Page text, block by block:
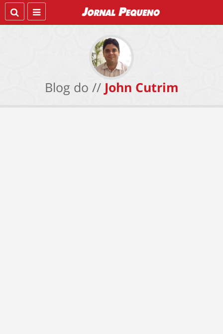
Blog do // John Cutrim